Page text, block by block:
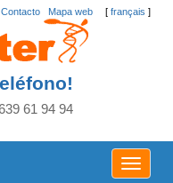
[ français ]
Contacto Mapa web
61 94 94
Toggle